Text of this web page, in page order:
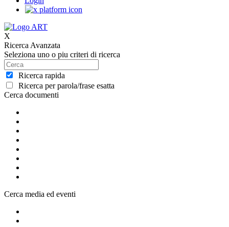
X
Ricerca Avanzata
Seleziona uno o piu criteri di ricerca
Ricerca rapida
Ricerca per parola/frase esatta
Cerca documenti
Cerca media ed eventi